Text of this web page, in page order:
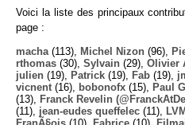
Voici la liste des principaux
page :
macha (113), Michel Nizon (96),
rthomas (30), Sylvain (29), Olivier
julien (19), Patrick (19), Fab (19),
vicnent (16), bobonofx (15), Paul
(13),
Franck Revelin
(11), jean-eudes queffelec (11), LVM